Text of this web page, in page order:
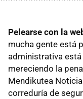
Pelearse con la
mucha gente está
administrativa
mereciendo la
Mendikutea
correduría de